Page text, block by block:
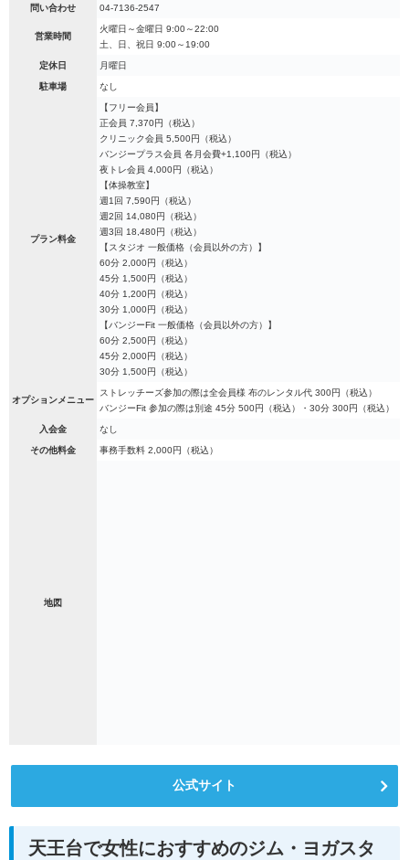
問い合わせ 04-7136-2547
営業時間
火曜日～金曜日 9:00～22:00
土、日、祝日 9:00～19:00
定休日 月曜日
駐車場 なし
プラン料金
【フリー会員】
正会員 7,370円（税込）
クリニック会員 5,500円（税込）
バンジープラス会員 各月会費+1,100円（税込）
夜トレ会員 4,000円（税込）
【体操教室】
週1回 7,590円（税込）
週2回 14,080円（税込）
週3回 18,480円（税込）
【スタジオ 一般価格（会員以外の方）】
60分 2,000円（税込）
45分 1,500円（税込）
40分 1,200円（税込）
30分 1,000円（税込）
【バンジーFit 一般価格（会員以外の方）】
60分 2,500円（税込）
45分 2,000円（税込）
30分 1,500円（税込）
オプションメニュー
ストレッチーズ参加の際は全会員様 布のレンタル代 300円（税込）
バンジーFit 参加の際は別途 45分 500円（税込）・30分 300円（税込）
入会金 なし
その他料金 事務手数料 2,000円（税込）
地図
公式サイト
天王台で女性におすすめのジム・ヨガスタ